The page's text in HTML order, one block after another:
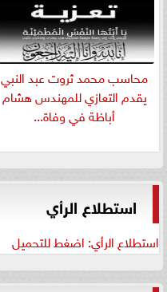
​محاسب محمد ثروت عبد النبي
يقدم التعازي للمهندس هشام
أباظة في وفاة...
استطلاع الرأي
استطلاع الرأي: اضغط للتحميل